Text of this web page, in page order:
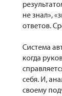
не знал»,
ответов.
Система
когда
себя. И,
своему